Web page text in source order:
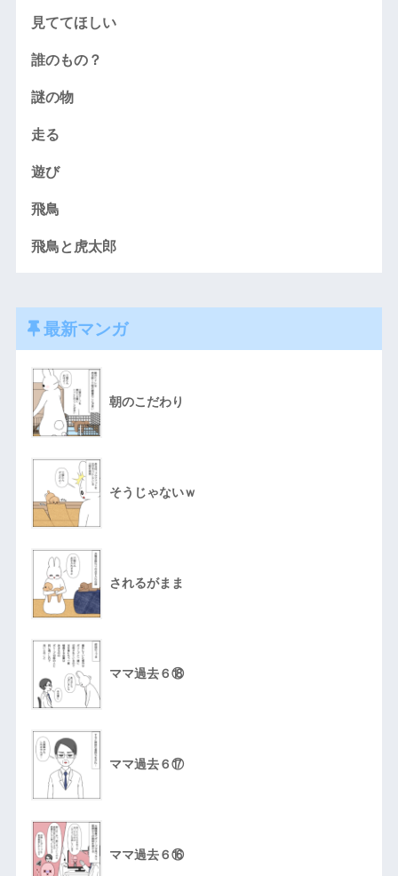
見ててほしい
誰のもの？
謎の物
走る
遊び
飛鳥
飛鳥と虎太郎
最新マンガ
朝のこだわり
そうじゃないｗ
されるがまま
ママ過去６⑱
ママ過去６⑰
ママ過去６⑯